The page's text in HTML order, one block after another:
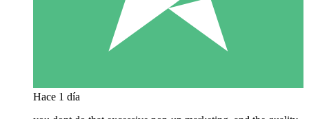
Hace 1 día